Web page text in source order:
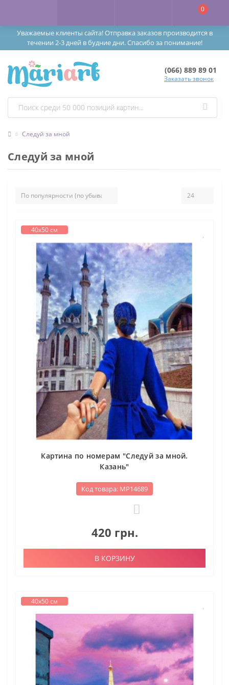
Уважаемые клиенты сайта! Отправка заказов производится в
течении 2-3 дней в будние дни. Спасибо за понимание!
0
(066) 889 89 01
Заказать звонок
Следуй за мной
Следуй за мной
40х50 см
Картина по номерам "Следуй за мной.
Казань"
Код товара: МР14689
420 грн.
В КОРЗИНУ
40х50 см